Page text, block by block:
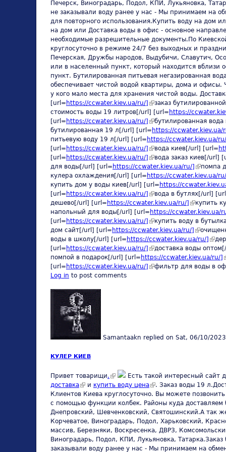
Печерск, Виноградарь, Подол, КПИ, Лукьяновка,
не заказывали воду ранее у нас - Мы принимаем на
для повторного использования.Купить воду на дом
на дом или Доставка воды в офис - основное
необходимые разрешительные документы.По
круглосуточно в режиме 24/7 без выходных и
Печерская, Дружбы народов, Выдубичи, Славутич,
или в населенный пункт, который находится вблизи
пункт. Бутилированная питьевая негазированная
обеспечивает чистой водой квартиры, дома и офисы.
у кого мало места для хранения чистой воды.
[url= https://ccwater.kiev.ua/ru/] (link is external)
заказ
стоимость воды 19 литров[/url] [url= https://
[url= https://ccwater.kiev.ua/ru/] (link is external)
бутилированная
бутилированная 19 л[/url] [url= https://ccwater.kiev.ua/
питьевую воду 19 л[/url] [url= https://ccwater.kiev.ua/
[url= https://ccwater.kiev.ua/ru/] (link is external)
вода киев[/url] [url=
[url= https://ccwater.kiev.ua/ru/] (link is external)
вода заказ киев[/url]
для воды[/url] [url= https://ccwater.kiev.ua/ru/] (link is
помпа
кулера охлаждения[/url] [url= https://ccwater.kiev.ua/
купить дом у воды киев[/url] [url= https://
[url= https://ccwater.kiev.ua/ru/] (link is external)
вода в бутлях[/url]
дешево[/url] [url= https://ccwater.kiev.ua/ru/] (link is
купить
напольный для воды[/url] [url= https://ccwater.kiev.ua/
[url= https://ccwater.kiev.ua/ru/] (link is external)
купить воду в
дом сайт[/url] [url= https://ccwater.kiev.ua/ru/] (link is
воды в школу[/url] [url= https://ccwater.kiev.ua/ru/] (link
[url= https://ccwater.kiev.ua/ru/] (link is external)
доставка воды
помпой в подарок[/url] [url= https://ccwater.kiev.ua/ru/]
[url= https://ccwater.kiev.ua/ru/] (link is external)
фильтр для воды в
Log in to post comments
Samantaakn replied on Sat, 06/10/
КУЛЕР КИЕВ
Привет товарищи. (link is external)
Есть такой интересный сайт
доставка(link is external)
и купить воду цена(link is external)
. Заказ воды 19
Клиентов Киева круглосуточно. Вы можете
с помощью функции колбек. Районы куда
Днепровский, Шевченковский, Святошинский.А так
Корчеватое, Виноградарь, Подол, Харьковский,
массив, Березняки, Воскресенка, ДВРЗ,
Виноградарь, Подол, КПИ, Лукьяновка,
заказывали воду ранее у нас - Мы принимаем на